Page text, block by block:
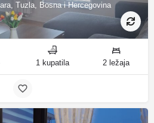
Tuzla, Bosna i Hercegovina
1 kupatila 2 ležaja